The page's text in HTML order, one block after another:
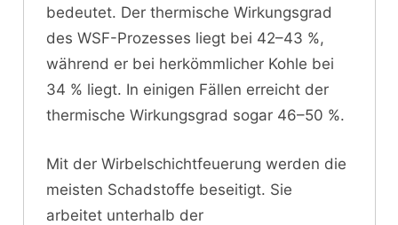
bedeutet. Der thermische Wirkungsgrad
des WSF-Prozesses liegt bei 42–43 %,
während er bei herkömmlicher Kohle bei
34 % liegt. In einigen Fällen erreicht der
thermische Wirkungsgrad sogar 46–50 %.
Mit der Wirbelschichtfeuerung werden die
meisten Schadstoffe beseitigt. Sie
arbeitet unterhalb der